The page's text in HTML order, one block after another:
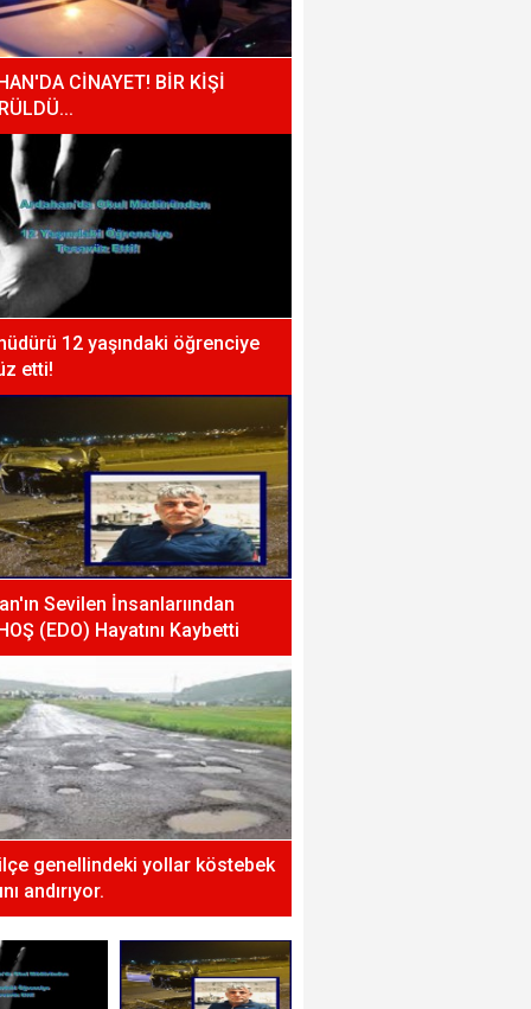
CİNAYET! BİR KİŞİ
12 yaşındaki öğrenciye
etti!
Sevilen İnsanlarıından
(EDO) Hayatını Kaybetti
ilçe genellindeki yollar köstebek
andırıyor.